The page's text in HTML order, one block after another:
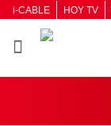
i-CABLE HOY TV